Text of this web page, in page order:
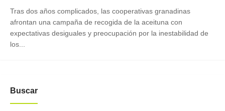
Tras dos años complicados, las cooperativas granadinas
afrontan una campaña de recogida de la aceituna con
expectativas desiguales y preocupación por la inestabilidad de
los...
Buscar